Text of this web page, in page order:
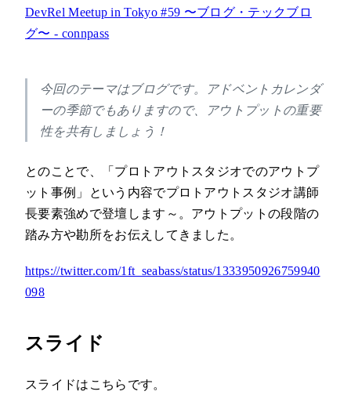
DevRel Meetup in Tokyo #59 〜ブログ・テックブロ
グ〜 - connpass
今回のテーマはブログです。アドベントカレンダ
ーの季節でもありますので、アウトプットの重要
性を共有しましょう！
とのことで、「プロトアウトスタジオでのアウトプ
ット事例」という内容でプロトアウトスタジオ講師
長要素強めで登壇します～。アウトプットの段階の
踏み方や勘所をお伝えしてきました。
https://twitter.com/1ft_seabass/status/1333950926759940
098
スライド
スライドはこちらです。